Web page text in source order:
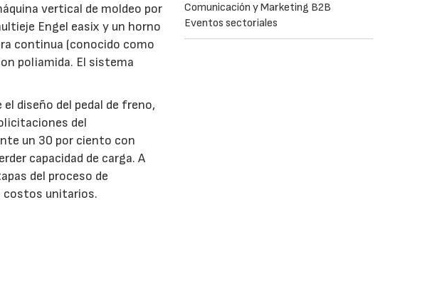
vertical de moldeo por
Engel easix y un horno
continua (conocido como
poliamida. El sistema
diseño del pedal de freno,
del
un 30 por ciento con
capacidad de carga. A
del proceso de
costos unitarios.
Comunicación y Marketing B2B
Eventos sectoriales